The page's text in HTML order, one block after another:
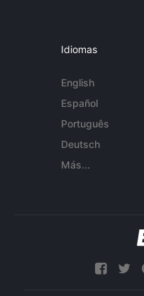
Idiomas
English
Español
Português
Deutsch
Más...